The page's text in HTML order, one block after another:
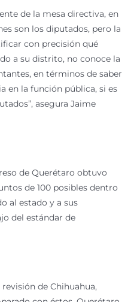
de la mesa directiva, en
son los diputados, pero la
con precisión qué
a su distrito, no conoce la
en términos de saber
en la función pública, si es
asegura Jaime
de Querétaro obtuvo
de 100 posibles dentro
al estado y a sus
del estándar de
de Chihuahua,